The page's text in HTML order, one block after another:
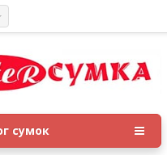
сумок